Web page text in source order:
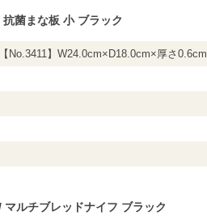
菌まな板 小 ブラック
No.3411】W24.0cm×D18.0cm×厚さ0.6cm
ルチブレッドナイフ ブラック